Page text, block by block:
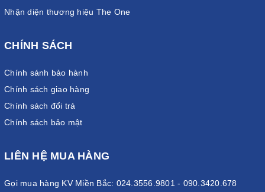
Nhận diện thương hiệu The One
CHÍNH SÁCH
Chính sánh bảo hành
Chính sách giao hàng
Chính sách đổi trả
Chính sách bảo mật
LIÊN HỆ MUA HÀNG
Gọi mua hàng KV Miền Bắc: 024.3556.9801 - 090.3420.678